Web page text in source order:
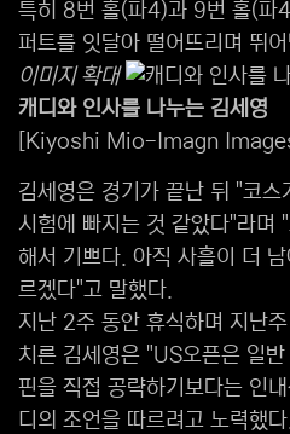
특히 8번 홀(파4)과 9번 홀(파
퍼트를 잇달아 떨어뜨리며 뛰
이미지 확대
캐디와 인사를 나누는 김세영
[Kiyoshi Mio-Imagn
김세영은 경기가 끝난 뒤 "코
시험에 빠지는 것 같았다"라며
해서 기쁘다. 아직 사흘이 더
르겠다"고 말했다.
지난 2주 동안 휴식하며 지난
치른 김세영은 "US오픈은 일
핀을 직접 공략하기보다는 인
디의 조언을 따르려고 노력했